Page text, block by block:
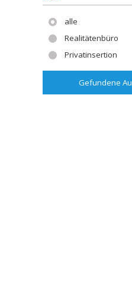
alle
Realitätenbüro
Privatinsertion
Gefundene